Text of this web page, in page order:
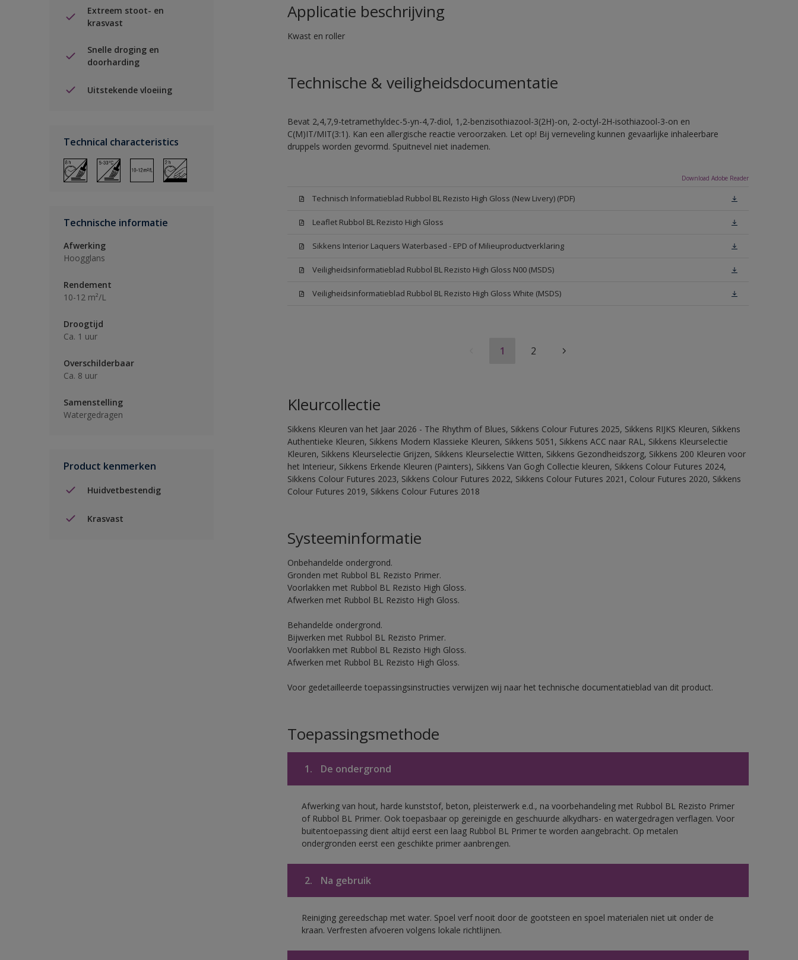
Extreem stoot- en
krasvast
Snelle droging en
doorharding
Uitstekende vloeiing
Technical characteristics
Technische informatie
Afwerking
Hoogglans
Rendement
10-12 m²/L
Droogtijd
Ca. 1 uur
Overschilderbaar
Ca. 8 uur
Samenstelling
Watergedragen
Product kenmerken
Huidvetbestendig
Krasvast
Applicatie beschrijving
Kwast en roller
Technische & veiligheidsdocumentatie
Bevat 2,4,7,9-tetramethyldec-5-yn-4,7-diol, 1,2-benzisothiazool-3(2H)-on, 2-octyl-2H-isothiazool-3-on en
C(M)IT/MIT(3:1). Kan een allergische reactie veroorzaken. Let op! Bij verneveling kunnen gevaarlijke inhaleerbare
druppels worden gevormd. Spuitnevel niet inademen.
Download Adobe Reader
Technisch Informatieblad Rubbol BL Rezisto High Gloss (New Livery) (PDF)
Leaflet Rubbol BL Rezisto High Gloss
Sikkens Interior Laquers Waterbased - EPD of Milieuproductverklaring
Veiligheidsinformatieblad Rubbol BL Rezisto High Gloss N00 (MSDS)
Veiligheidsinformatieblad Rubbol BL Rezisto High Gloss White (MSDS)
1 2
Kleurcollectie
Sikkens Kleuren van het Jaar 2026 - The Rhythm of Blues, Sikkens Colour Futures 2025, Sikkens RIJKS Kleuren, Sikkens
Authentieke Kleuren, Sikkens Modern Klassieke Kleuren, Sikkens 5051, Sikkens ACC naar RAL, Sikkens Kleurselectie
Kleuren, Sikkens Kleurselectie Grijzen, Sikkens Kleurselectie Witten, Sikkens Gezondheidszorg, Sikkens 200 Kleuren voor
het Interieur, Sikkens Erkende Kleuren (Painters), Sikkens Van Gogh Collectie kleuren, Sikkens Colour Futures 2024,
Sikkens Colour Futures 2023, Sikkens Colour Futures 2022, Sikkens Colour Futures 2021, Colour Futures 2020, Sikkens
Colour Futures 2019, Sikkens Colour Futures 2018
Systeeminformatie
Onbehandelde ondergrond.
Gronden met Rubbol BL Rezisto Primer.
Voorlakken met Rubbol BL Rezisto High Gloss.
Afwerken met Rubbol BL Rezisto High Gloss.
Behandelde ondergrond.
Bijwerken met Rubbol BL Rezisto Primer.
Voorlakken met Rubbol BL Rezisto High Gloss.
Afwerken met Rubbol BL Rezisto High Gloss.
Voor gedetailleerde toepassingsinstructies verwijzen wij naar het technische documentatieblad van dit product.
Toepassingsmethode
1. De ondergrond
Afwerking van hout, harde kunststof, beton, pleisterwerk e.d., na voorbehandeling met Rubbol BL Rezisto Primer
of Rubbol BL Primer. Ook toepasbaar op gereinigde en geschuurde alkydhars- en watergedragen verflagen. Voor
buitentoepassing dient altijd eerst een laag Rubbol BL Primer te worden aangebracht. Op metalen
ondergronden eerst een geschikte primer aanbrengen.
2. Na gebruik
Reiniging gereedschap met water. Spoel verf nooit door de gootsteen en spoel materialen niet uit onder de
kraan. Verfresten afvoeren volgens lokale richtlijnen.